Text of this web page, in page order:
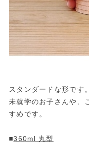
スタンダードな形です。
未就学のお子さんや、
すめです。
■360ml 丸型